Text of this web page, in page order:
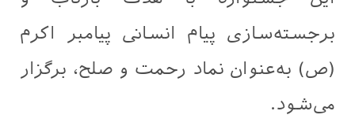
برجسته‌سازی پیام انسانی پیامبر اکرم
(ص) به‌عنوان نماد رحمت و صلح، برگزار
می‌شود.